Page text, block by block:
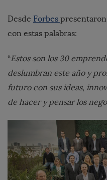
Desde Forbes
con estas palabras:
“Estos son los 30
deslumbran este año y
futuro con sus ideas,
de hacer y pensar los